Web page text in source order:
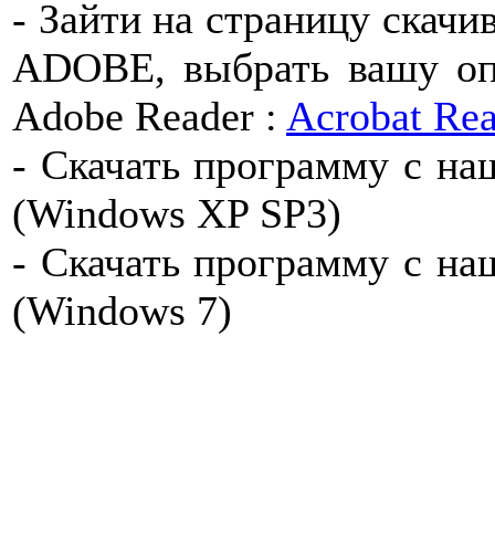
- Зайти на страницу
ADOBE, выбрать вашу
Adobe Reader : Acrobat
- Скачать программу с
(Windows XP SP3)
- Скачать программу с
(Windows 7)